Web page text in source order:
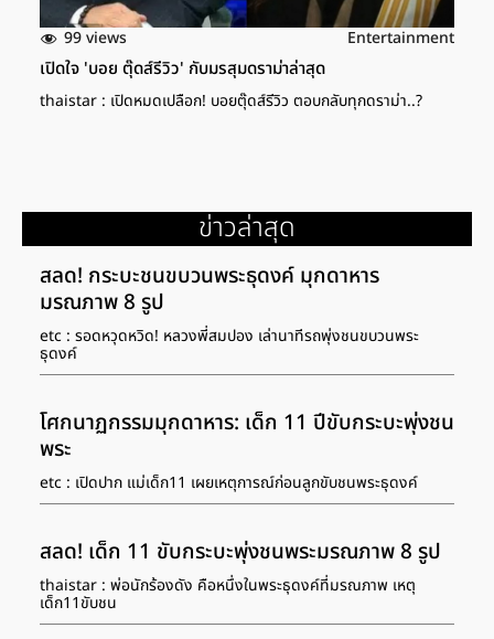
99 views Entertainment
เปิดใจ 'บอย ตุ๊ดส์รีวิว' กับมรสุมดราม่าล่าสุด
thaistar : เปิดหมดเปลือก! บอยตุ๊ดส์รีวิว ตอบกลับทุกดราม่า..?
ข่าวล่าสุด
สลด! กระบะชนขบวนพระธุดงค์ มุกดาหาร
มรณภาพ 8 รูป
etc : รอดหวุดหวิด! หลวงพี่สมปอง เล่านาทีรถพุ่งชนขบวนพระ
ธุดงค์
โศกนาฏกรรมมุกดาหาร: เด็ก 11 ปีขับกระบะพุ่งชน
พระ
etc : เปิดปาก แม่เด็ก11 เผยเหตุการณ์ก่อนลูกขับชนพระธุดงค์
สลด! เด็ก 11 ขับกระบะพุ่งชนพระมรณภาพ 8 รูป
thaistar : พ่อนักร้องดัง คือหนึ่งในพระธุดงค์ที่มรณภาพ เหตุ
เด็ก11ขับชน